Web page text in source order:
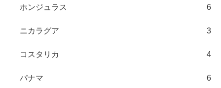
ホンジュラス 6
ニカラグア 3
コスタリカ 4
パナマ 6